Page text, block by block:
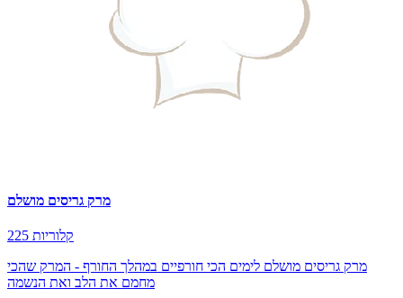
מרק גריסים מושלם
225 קלוריות
מרק גריסים מושלם לימים הכי חורפיים במהלך החורף - המרק שהכי
מחמם את הלב ואת הנשמה